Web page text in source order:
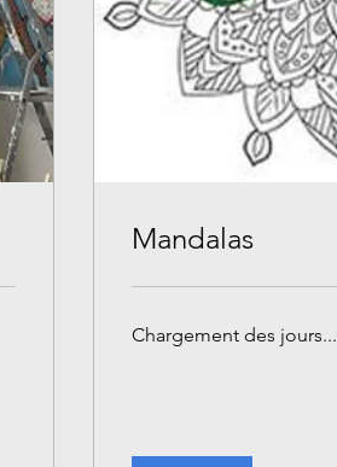
Mandalas
Chargement des jours...